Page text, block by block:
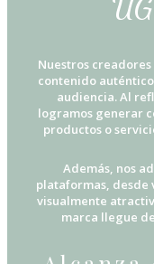
Nuestros creadores
contenido
audiencia. Al
logramos generar
productos o
Además, nos
plataformas, desde
visualmente
marca llegue